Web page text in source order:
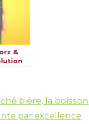
&
bière, la boisson
par excellence